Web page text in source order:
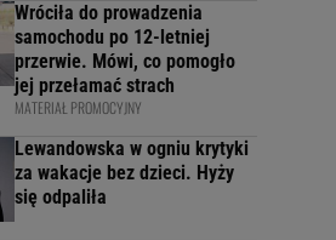
Wróciła do prowadzenia
samochodu po 12-letniej
przerwie. Mówi, co pomogło
jej przełamać strach
MATERIAŁ PROMOCYJNY
Lewandowska w ogniu krytyki
za wakacje bez dzieci. Hyży
się odpaliła